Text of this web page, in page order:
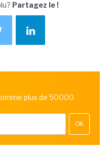
Partagez le !
plus de 50000
OK